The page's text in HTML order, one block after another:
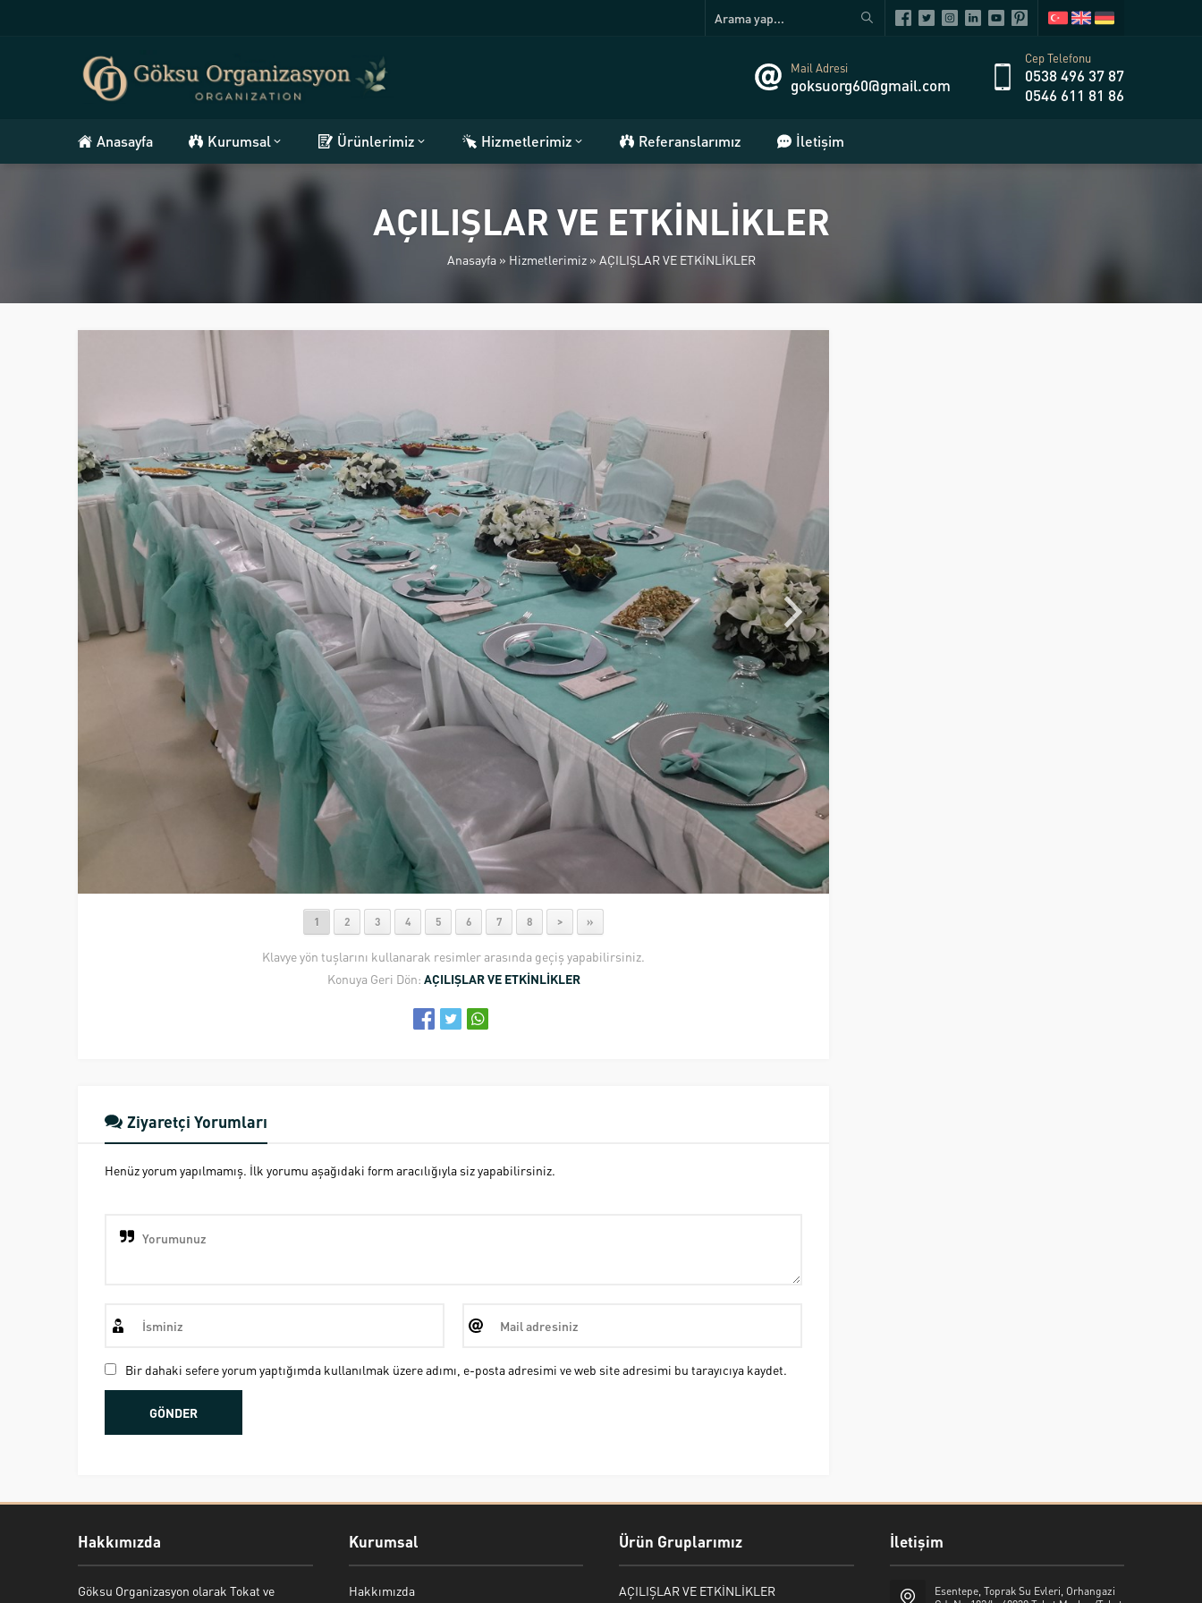
Mail Adresi
goksuorg60@gmail.com
Cep Telefonu
0538 496 37 87
0546 611 81 86
Anasayfa Kurumsal Ürünlerimiz Hizmetlerimiz Referanslarımız İletişim
AÇILIŞLAR VE ETKİNLİKLER
Anasayfa» Hizmetlerimiz» AÇILIŞLAR VE ETKİNLİKLER
1 2 3 4 5 6 7 8 > »
Klavye yön tuşlarını kullanarak resimler arasında geçiş yapabilirsiniz.
Konuya Geri Dön: AÇILIŞLAR VE ETKİNLİKLER
Ziyaretçi Yorumları
Henüz yorum yapılmamış. İlk yorumu aşağıdaki form aracılığıyla siz yapabilirsiniz.
Bir dahaki sefere yorum yaptığımda kullanılmak üzere adımı, e-posta adresimi ve web site adresimi bu tarayıcıya kaydet.
Hakkımızda
Göksu Organizasyon olarak Tokat ve
Kurumsal
Hakkımızda
Ürün Gruplarımız
AÇILIŞLAR VE ETKİNLİKLER
İletişim
Esentepe, Toprak Su Evleri, Orhangazi
Bekir Kiper